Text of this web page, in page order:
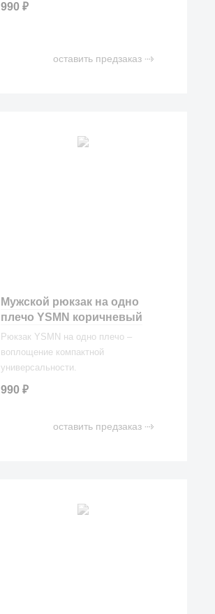
990₽
оставить предзаказ
Мужской рюкзак на одно
плечо YSMN коричневый
Рюкзак YSMN на одно плечо –
воплощение компактной
универсальности.
990₽
оставить предзаказ